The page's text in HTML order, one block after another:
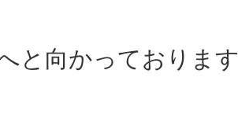
と向かっております